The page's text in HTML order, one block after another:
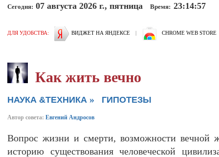
Сегодня: 07 августа 2026 г., пятница Время: 23:14:58
ДЛЯ УДОБСТВА: ВИДЖЕТ НА ЯНДЕКСЕ | CHROME WEB STORE
Как жить вечно
НАУКА &ТЕХНИКА » ГИПОТЕЗЫ
Автор совета: Евгений Андросов
Вопрос жизни и смерти, возможности вечной
историю существования человеческой